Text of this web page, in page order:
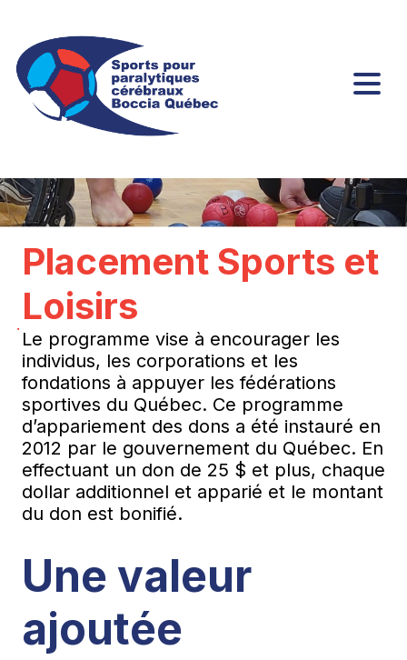
Placement Sports et
Loisirs
Le programme vise à encourager les
individus, les corporations et les
fondations à appuyer les fédérations
sportives du Québec. Ce programme
d’appariement des dons a été instauré en
2012 par le gouvernement du Québec. En
effectuant un don de 25 $ et plus, chaque
dollar additionnel et apparié et le montant
du don est bonifié.
Une valeur
ajoutée